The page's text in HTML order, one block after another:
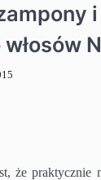
i
że praktycznie